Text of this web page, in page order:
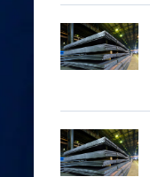
липні
з
року
"Северсталь"
підтримала
патріотичну
радянської
авіації
Ціни
на